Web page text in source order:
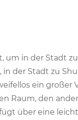
um in der Stadt
der Stadt zu
ein großer
Raum, den
über eine